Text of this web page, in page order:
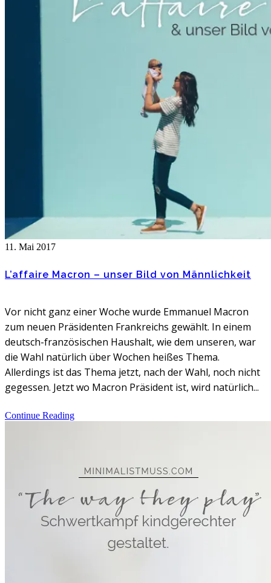
11. Mai 2017
L’affaire Macron – unser Bild von Männlichkeit
Vor nicht ganz einer Woche wurde Emmanuel Macron
zum neuen Präsidenten Frankreichs gewählt. In einem
deutsch-französischen Haushalt, wie dem unseren, war
die Wahl natürlich über Wochen heißes Thema.
Allerdings ist das Thema jetzt, nach der Wahl, noch nicht
gegessen. Jetzt wo Macron Präsident ist, wird natürlich...
Continue Reading